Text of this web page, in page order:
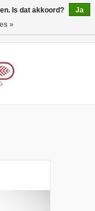
Is dat akkoord?
Ja
»